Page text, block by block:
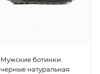
Мужские ботинки
черные натуральная